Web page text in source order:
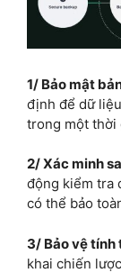
1/ Bảo mật
định để dữ
trong một thời
2/ Xác minh
động kiểm tra
có thể bảo
3/ Bảo vệ tính
khai chiến